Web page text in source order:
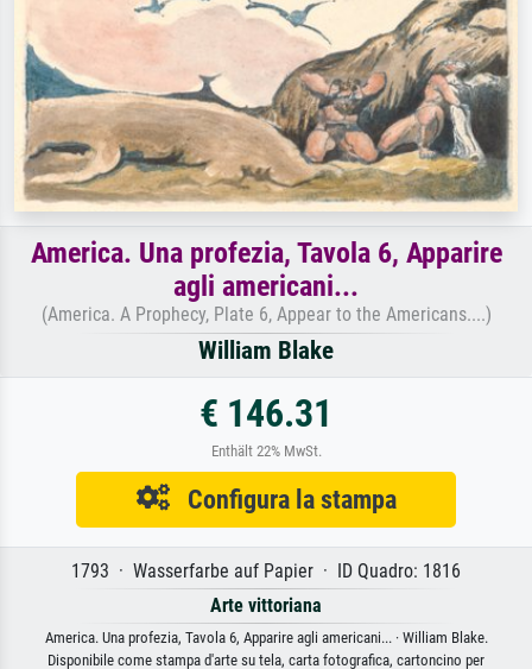
America. Una profezia, Tavola 6, Apparire
agli americani...
(America. A Prophecy, Plate 6, Appear to the Americans....)
William Blake
€ 146.31
Enthält 22% MwSt.
Configura la stampa
1793 · Wasserfarbe auf Papier · ID Quadro: 1816
Arte vittoriana
America. Una profezia, Tavola 6, Apparire agli americani... · William Blake.
Disponibile come stampa d'arte su tela, carta fotografica, cartoncino per